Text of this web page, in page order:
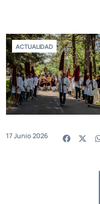
ACTUALIDAD
17 Junio 2026